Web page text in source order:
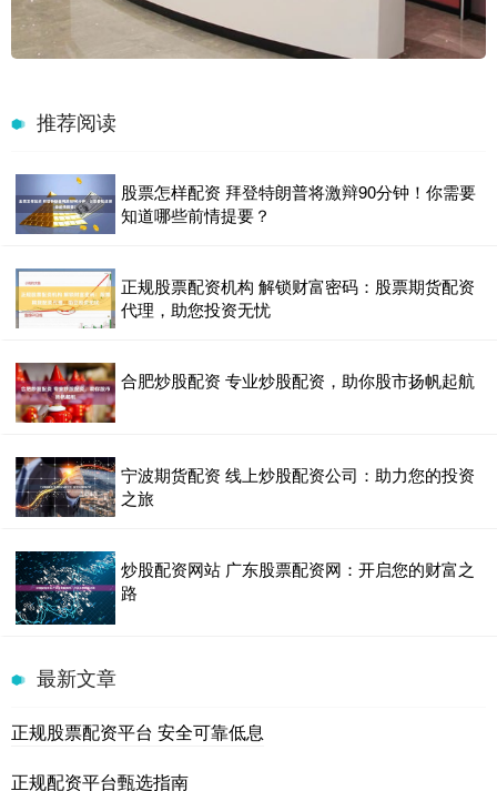
推荐阅读
股票怎样配资 拜登特朗普将激辩90分钟！你需要
知道哪些前情提要？
正规股票配资机构 解锁财富密码：股票期货配资
代理，助您投资无忧
合肥炒股配资 专业炒股配资，助你股市扬帆起航
宁波期货配资 线上炒股配资公司：助力您的投资
之旅
炒股配资网站 广东股票配资网：开启您的财富之
路
最新文章
正规股票配资平台 安全可靠低息
正规配资平台甄选指南